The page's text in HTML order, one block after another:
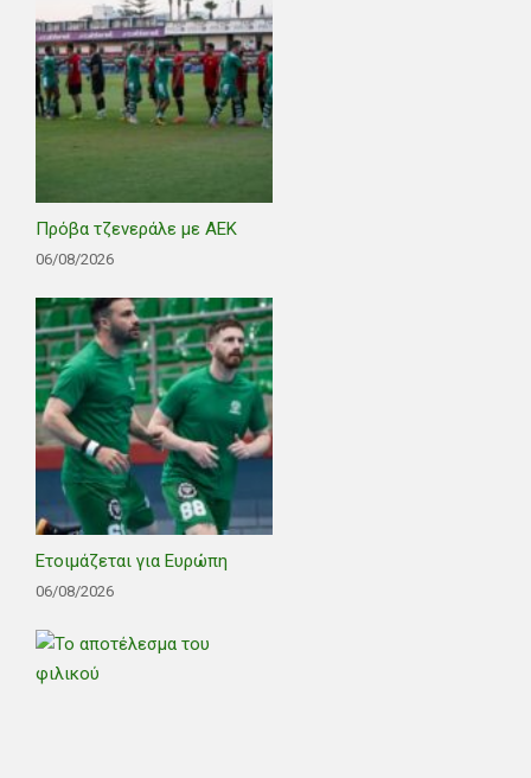
Πρόβα τζενεράλε με ΑΕΚ
06/08/2026
Ετοιμάζεται για Ευρώπη
06/08/2026